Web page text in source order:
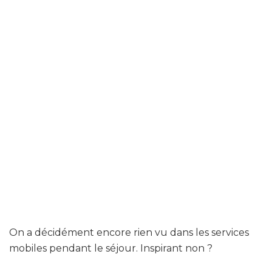
On a décidément encore rien vu dans les services
mobiles pendant le séjour. Inspirant non ?